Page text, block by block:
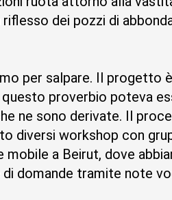
dei pozzi di
per salpare. Il progetto
proverbio poteva
ne sono derivate. Il
diversi workshop con
a Beirut, dove
domande tramite note